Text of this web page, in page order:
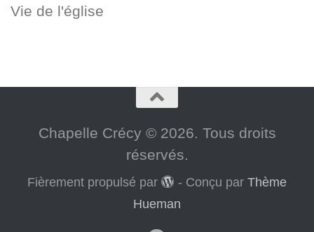
Vie de l'église
Chapelle Crécy © 2026. Tous droits
réservés.
Fièrement propulsé par - Conçu par Thème
Hueman